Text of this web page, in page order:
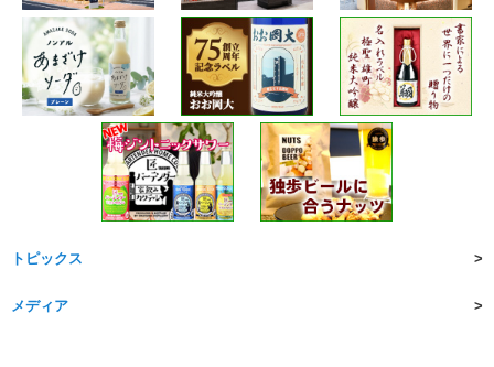
トピックス
メディア